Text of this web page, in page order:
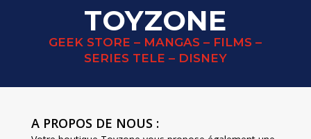
TOYZONE
GEEK STORE – MANGAS – FILMS –
SERIES TELE – DISNEY
A PROPOS DE NOUS :